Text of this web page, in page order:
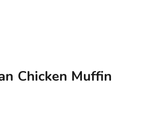
Chicken Muffin